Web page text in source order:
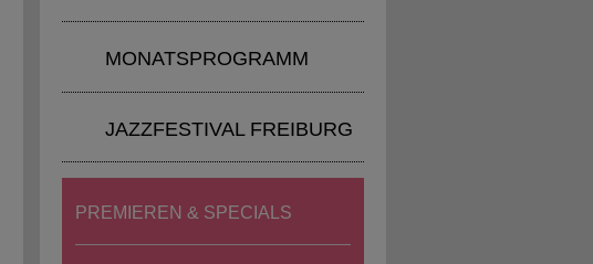
MONATSPROGRAMM
JAZZFESTIVAL FREIBURG
PREMIEREN & SPECIALS